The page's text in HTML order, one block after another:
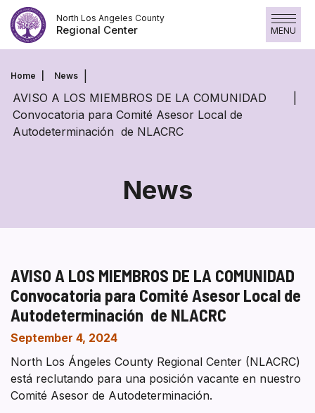
Skip
to
content
North Los Angeles County
Regional Center MENU
Home News
AVISO A LOS MIEMBROS DE LA COMUNIDAD
Convocatoria para Comité Asesor Local de
Autodeterminación de NLACRC
News
AVISO A LOS MIEMBROS DE LA COMUNIDAD
Convocatoria para Comité Asesor Local de
Autodeterminación de NLACRC
September 4, 2024
North Los Ángeles County Regional Center (NLACRC)
está reclutando para una posición vacante en nuestro
Comité Asesor de Autodeterminación.